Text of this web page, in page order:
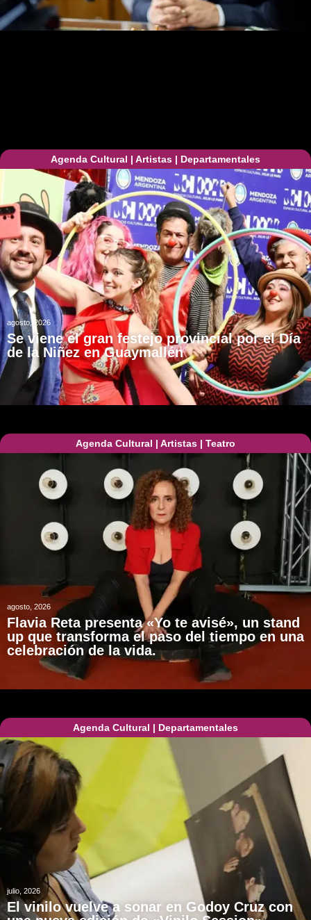
Agenda Cultural | Artistas | Departamentales
agosto, 2026
Se viene el gran festejo provincial por el Día
de la Niñez en Guaymallén
Agenda Cultural | Artistas | Teatro
agosto, 2026
Flavia Reta presenta «Yo te avisé», un stand
up que transforma el paso del tiempo en una
celebración de la vida.
Agenda Cultural | Departamentales
julio, 2026
El vinilo vuelve a sonar en Godoy Cruz con